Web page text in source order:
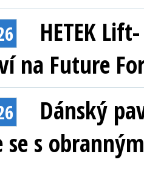
HETEK
na Future
Dánský
se s